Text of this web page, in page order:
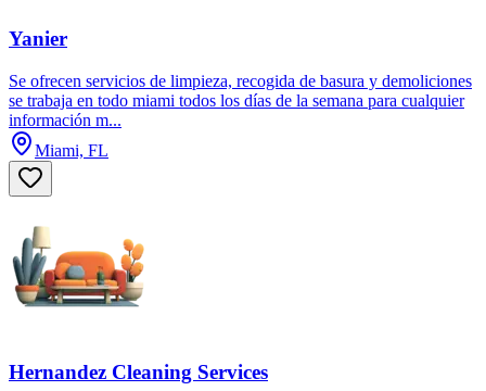
Yanier
Se ofrecen servicios de limpieza, recogida de basura y demoliciones
se trabaja en todo miami todos los días de la semana para cualquier
información m...
Miami, FL
Hernandez Cleaning Services